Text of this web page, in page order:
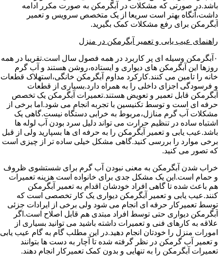
باشد.در صورتی که مشکلات در آبگرمکن به صورت مکرر ادامه
داشت،آنگاه بهتر است سریعا از یک متخصص سرویس و تعمیر
آبگرمکن برای رفع مشکلات کمک بگیرید.
راهنمای عیب یابی و تعمیر آبگرمکن در منزل
۰آبگرمکن وسیله ای پر کاربرد در همه فصول سال است.تقریبا در همه
روزها این آبگرمکن های دیواری و ایستاده،روشن هستند و آب گرم
خانه را تامین می کنند.کارکرد مداوم آبگرمکن خانگی،استهلاک قطعات
و فرسودگی اجزای داخلی را به همراه دارد.بسیاری از قطعات
آبگرمکن قابل تعمیر و تعویض هستند.تعمیرات آبگرمکن یک تخصص
حرفه ای است و توسط تکنیسین با تجربه انجام می شود.اما برخی از
مشکلات آب گرم منازل،مربوط به خرابی دستگاه نیست.گاهی یک
اشتباه ساده در تنظیم حرارت می تواند دلیل سرد بودن آب لوله ها
باشد.عیب یابی و تعمیر آبگرمکن را به حرفه ای ها بسپارید ولی از قبل
برخی موارد را بررسی کنید.گاهی مشکل خیلی ساده تر از چیزی است
که تصور می کنید.
خراب شدن آبگرمکن به معنی نبودن آب گرم برای شستشوی ظروف
و حمام است.این یک مشکل جدی برای خانواده است هزینه تعمیرات
هم باعث شده تا گاهی افراد خودشان اقدام به تعمیر آبگرمکن
کنند.عیب یابی و تعمیر آبگرمکن دیواری یک کار تخصصی است که
توسط تعمیرکار حرفه ای انجام می شود ولی برخی از ایرادات جزئی
آبگرمکن دیواری حتی توسط افراد مبتدی هم قابل اصلاح است.اگر
علاقه به کارهای فنی و تعمیرات داشته باشید می توانید بسیاری از
امورات منزل را خودتان انجام دهید.در این مطلب گام به گام عیب یابی
و تعمیر آب گرمکن در نظر گرفته شده تا آچار به دست ها بتوانند
تعمیرات آبگرمکن را به تنهایی و بدون کمک تعمیرکار انجام دهند.